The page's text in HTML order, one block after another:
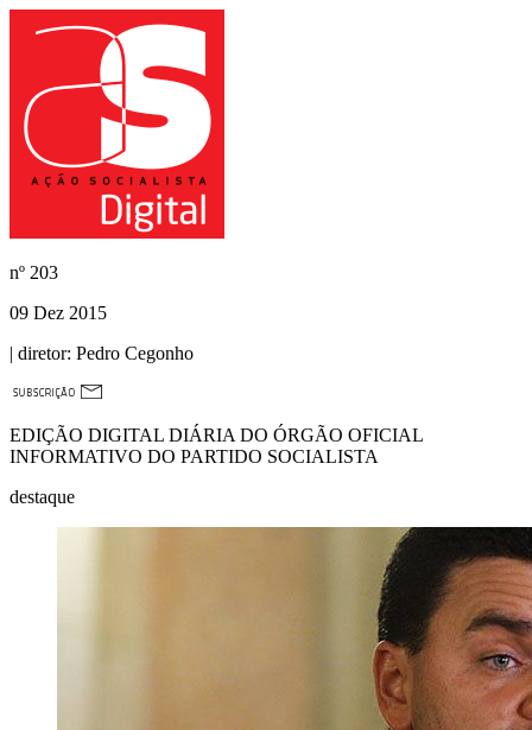
nº 203
09 Dez 2015
| diretor: Pedro Cegonho
EDIÇÃO DIGITAL DIÁRIA DO ÓRGÃO OFICIAL
INFORMATIVO DO PARTIDO SOCIALISTA
destaque